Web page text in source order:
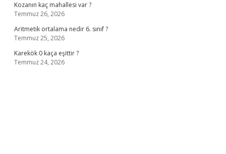
Kozanın kaç mahallesi var ?
Temmuz 26, 2026
Aritmetik ortalama nedir 6. sınıf ?
Temmuz 25, 2026
Karekök 0 kaça eşittir ?
Temmuz 24, 2026